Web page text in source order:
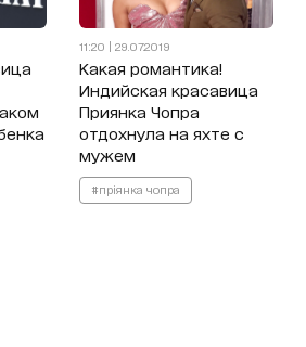
11:20 | 29.07.2019
Какая романтика!
Индийская красавица
Приянка Чопра
отдохнула на яхте с
мужем
#пріянка чопра